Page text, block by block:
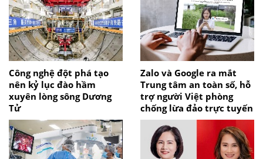
Công nghệ đột phá tạo
nên kỷ lục đào hầm
xuyên lòng sông Dương
Tử
Zalo và Google ra mắt
Trung tâm an toàn số, hỗ
trợ người Việt phòng
chống lừa đảo trực tuyến